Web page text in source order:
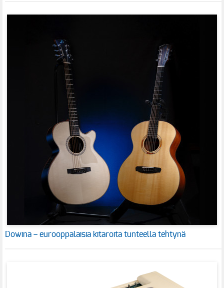
Dowina – eurooppalaisia kitaroita tunteella tehtynä